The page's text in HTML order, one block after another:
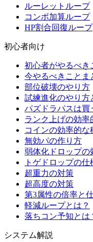
ルーレットループ
コンボ加算ループ
HP割合回復ループ
初心者向け
初心者がやるべき
今やるべきことま
部位破壊のやり方
試練進化のやり方
パズドラパスは買
ランク上げの効率
コインの効率的な
無効パの作り方
弱体化ドロップの
トゲドロップの仕
超重力の対策
超高度の対策
第3属性の倍率と
軽減ループとは？
落ちコン予知とは
システム解説